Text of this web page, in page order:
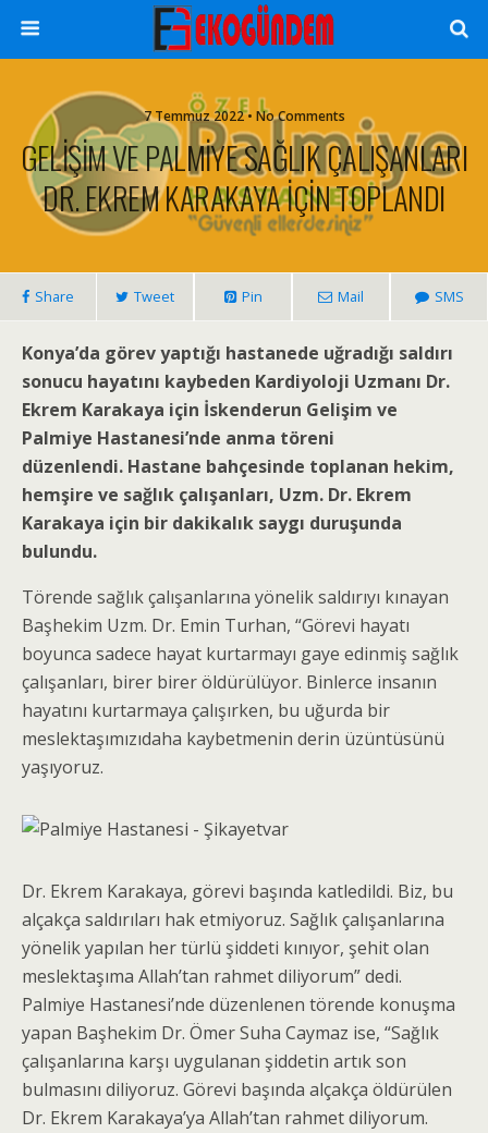
7 Temmuz 2022 • No Comments
GELİŞİM VE PALMİYE SAĞLIK ÇALIŞANLARI
DR. EKREM KARAKAYA İÇİN TOPLANDI
Share Tweet Pin Mail SMS
Konya’da görev yaptığı hastanede uğradığı saldırı
sonucu hayatını kaybeden Kardiyoloji Uzmanı Dr.
Ekrem Karakaya için İskenderun Gelişim ve
Palmiye Hastanesi’nde anma töreni
düzenlendi. Hastane bahçesinde toplanan hekim,
hemşire ve sağlık çalışanları, Uzm. Dr. Ekrem
Karakaya için bir dakikalık saygı duruşunda
bulundu.
Törende sağlık çalışanlarına yönelik saldırıyı kınayan
Başhekim Uzm. Dr. Emin Turhan, “Görevi hayatı
boyunca sadece hayat kurtarmayı gaye edinmiş sağlık
çalışanları, birer birer öldürülüyor. Binlerce insanın
hayatını kurtarmaya çalışırken, bu uğurda bir
meslektaşımızıdaha kaybetmenin derin üzüntüsünü
yaşıyoruz.
Dr. Ekrem Karakaya, görevi başında katledildi. Biz, bu
alçakça saldırıları hak etmiyoruz. Sağlık çalışanlarına
yönelik yapılan her türlü şiddeti kınıyor, şehit olan
meslektaşıma Allah’tan rahmet diliyorum” dedi.
Palmiye Hastanesi’nde düzenlenen törende konuşma
yapan Başhekim Dr. Ömer Suha Caymaz ise, “Sağlık
çalışanlarına karşı uygulanan şiddetin artık son
bulmasını diliyoruz. Görevi başında alçakça öldürülen
Dr. Ekrem Karakaya’ya Allah’tan rahmet diliyorum.